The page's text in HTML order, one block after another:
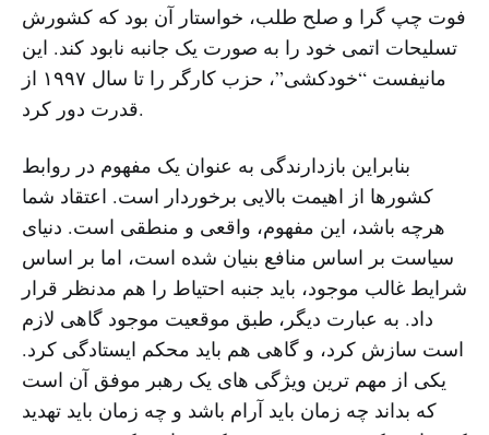
فوت چپ گرا و صلح طلب، خواستار آن بود که کشورش
تسلیحات اتمی خود را به صورت یک جانبه نابود کند. این
مانیفست “خودکشی”، حزب کارگر را تا سال ۱۹۹۷ از
قدرت دور کرد.
بنابراین بازدارندگی به عنوان یک مفهوم در روابط
کشورها از اهیمت بالایی برخوردار است. اعتقاد شما
هرچه باشد، این مفهوم، واقعی و منطقی است. دنیای
سیاست بر اساس منافع بنیان شده است، اما بر اساس
شرایط غالب موجود، باید جنبه احتیاط را هم مدنظر قرار
داد. به عبارت دیگر، طبق موقعیت موجود گاهی لازم
است سازش کرد، و گاهی هم باید محکم ایستادگی کرد.
یکی از مهم ترین ویژگی های یک رهبر موفق آن است
که بداند چه زمان باید آرام باشد و چه زمان باید تهدید